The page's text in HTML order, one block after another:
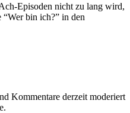
Episoden nicht zu lang wird,
bin ich?” in den
Kommentare derzeit moderiert